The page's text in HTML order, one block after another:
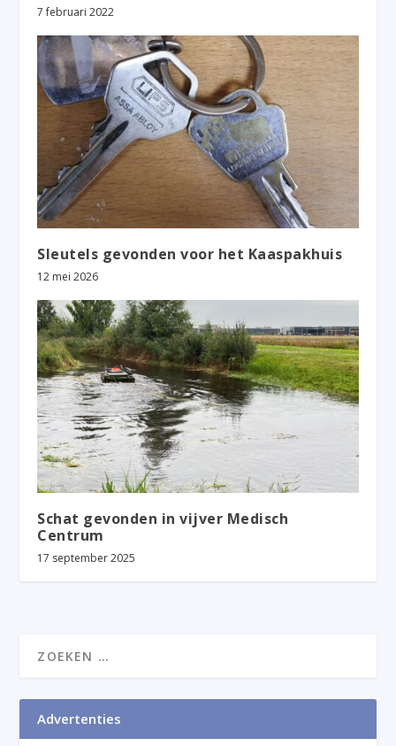
7 februari 2022
Sleutels gevonden voor het Kaaspakhuis
12 mei 2026
Schat gevonden in vijver Medisch
Centrum
17 september 2025
Advertenties